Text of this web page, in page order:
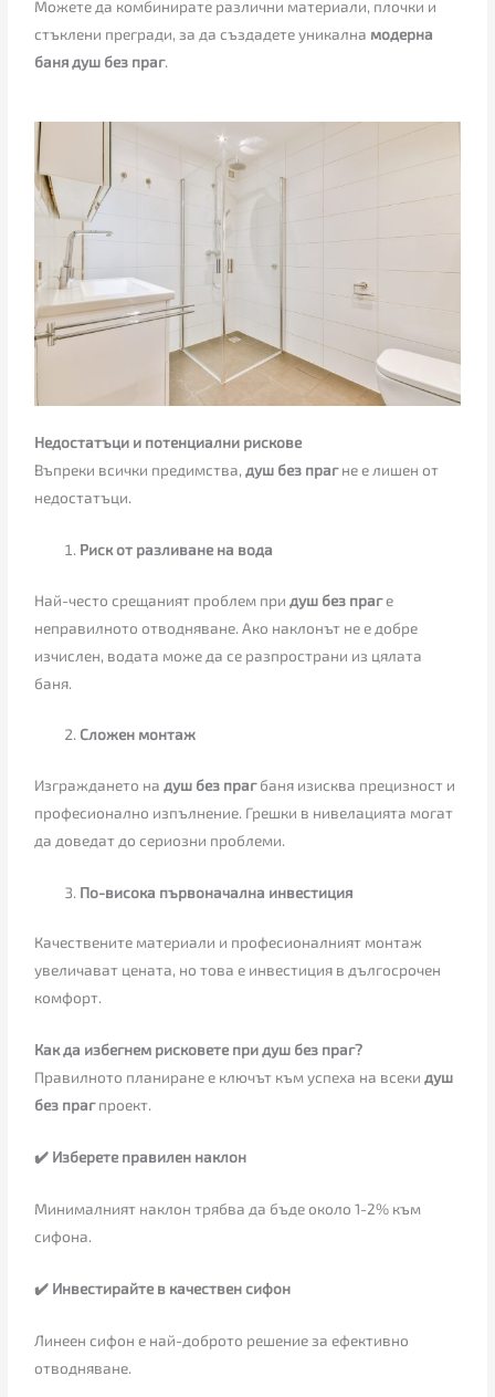
Можете да комбинирате различни материали, плочки и
стъклени прегради, за да създадете уникална модерна
баня душ без праг.
Недостатъци и потенциални рискове
Въпреки всички предимства,душ без прагне е лишен от
недостатъци.
Риск от разливане на вода
Най-често срещаният проблем придуш без праге
неправилното отводняване. Ако наклонът не е добре
изчислен, водата може да се разпространи из цялата
баня.
Сложен монтаж
Изграждането надуш без прагбаня изисква прецизност и
професионално изпълнение. Грешки в нивелацията могат
да доведат до сериозни проблеми.
По-висока първоначална инвестиция
Качествените материали и професионалният монтаж
увеличават цената, но това е инвестиция в дългосрочен
комфорт.
Как да избегнем рисковете при душ без праг?
Правилното планиране е ключът към успеха на всекидуш
без прагпроект.
✔️ Изберете правилен наклон
Минималният наклон трябва да бъде около 1-2% към
сифона.
✔️ Инвестирайте в качествен сифон
Линеен сифон е най-доброто решение за ефективно
отводняване.